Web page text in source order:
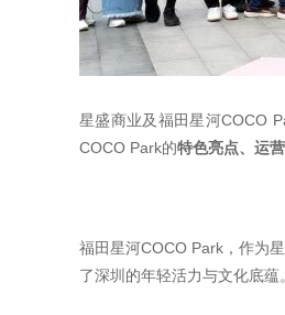
星盛商业及福田星河COCO
COCO Park的特色亮点、运
福田星河COCO Park，作为
了深圳的年轻活力与文化底